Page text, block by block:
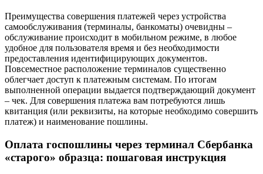
Преимущества совершения платежей через устройства
самообслуживания (терминалы, банкоматы) очевидны –
обслуживание происходит в мобильном режиме, в любое
удобное для пользователя время и без необходимости
предоставления идентифицирующих документов.
Повсеместное расположение терминалов существенно
облегчает доступ к платежным системам. По итогам
выполненной операции выдается подтверждающий документ
– чек. Для совершения платежа вам потребуются лишь
квитанция (или реквизиты, на которые необходимо совершить
платеж) и наименование пошлины.
Оплата госпошлины через терминал Сбербанка
«старого» образца: пошаговая инструкция